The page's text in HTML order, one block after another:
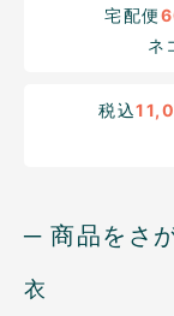
宅配便
ネ
税込
─ 商品をさ
衣